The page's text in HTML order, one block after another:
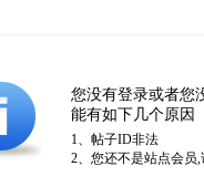
您没有登录或者您
能有如下几个原因
1、帖子ID非法
2、您还不是站点会员